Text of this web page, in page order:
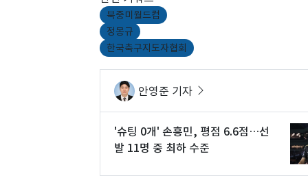
북중미월드컵
정몽규
한국축구지도자협회
안영준 기자
'슈팅 0개' 손흥민, 평점 6.6점…선
발 11명 중 최하 수준